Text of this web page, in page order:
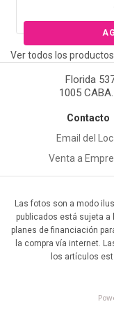
Ver todos los
Florida
1005
Contacto
Email del
Venta a
Las fotos son a modo
publicados está sujeta a
planes de financiación
la compra vía internet.
los artículos